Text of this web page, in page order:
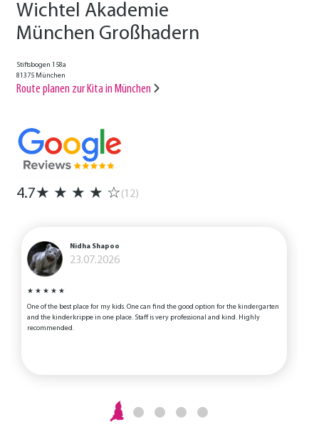
Wichtel Akademie
München Großhadern
Stiftsbogen 158a
81375 München
Route planen zur Kita in München
4.7★ ★ ★ ★ ☆(12)
Nidha Shapoo
23.07.2026
★ ★ ★ ★ ★
One of the best place for my kids. One can find the good option for the kindergarten
and the kinderkrippe in one place. Staff is very professional and kind. Highly
recommended.